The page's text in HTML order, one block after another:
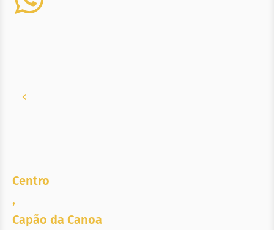
Centro
,
Capão da Canoa